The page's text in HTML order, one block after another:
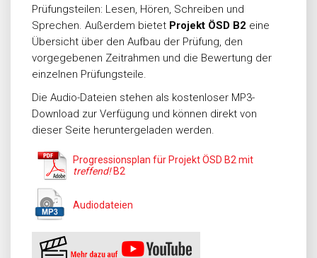
Prüfungsteilen: Lesen, Hören, Schreiben und
Sprechen. Außerdem bietet Projekt ÖSD B2 eine
Übersicht über den Aufbau der Prüfung, den
vorgegebenen Zeitrahmen und die Bewertung der
einzelnen Prüfungsteile.
Die Audio-Dateien stehen als kostenloser MP3-
Download zur Verfügung und können direkt von
dieser Seite heruntergeladen werden.
Progressionsplan für Projekt ÖSD B2 mit
treffend!B2
Audiodateien